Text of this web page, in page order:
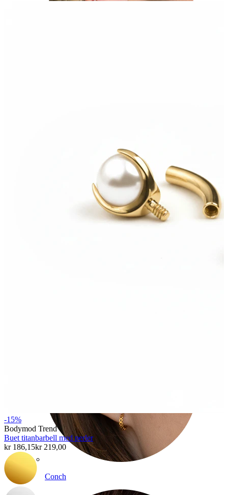
Conch
-15%
Bodymod Trend
Buet titanbarbell med perler
kr 186,15kr 219,00